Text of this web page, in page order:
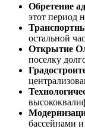
Обретение
этот период
остальной
Открытие
поселку
бассейнами